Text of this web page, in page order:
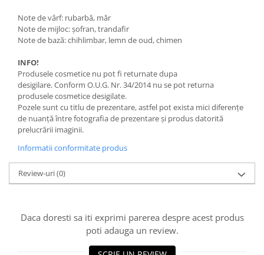
Note de vârf: rubarbă, măr
Note de mijloc: șofran, trandafir
Note de bază: chihlimbar, lemn de oud, chimen
INFO!
Produsele cosmetice nu pot fi returnate dupa
desigilare. Conform O.U.G. Nr. 34/2014 nu se pot returna
produsele cosmetice desigilate.
Pozele sunt cu titlu de prezentare, astfel pot exista mici diferențe
de nuanță între fotografia de prezentare și produs datorită
prelucrării imaginii.
Informatii conformitate produs
Review-uri(0)
Daca doresti sa iti exprimi parerea despre acest produs
poti adauga un review.